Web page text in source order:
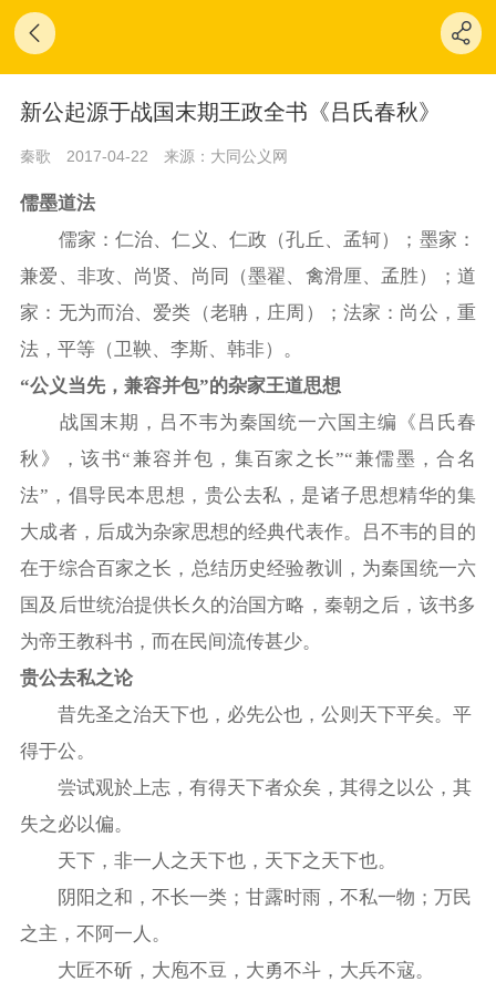
新公起源于战国末期王政全书《吕氏春秋》
秦歌 2017-04-22 来源：大同公义网
儒墨道法
儒家：仁治、仁义、仁政 （孔丘、孟轲）； 墨家：
兼爱、非攻、尚贤、尚同
（墨翟、禽滑厘、孟胜）； 道
家：无为而治、爱类 （老聃，庄周）； 法家：尚公，重
法，平等 （卫鞅、李斯、韩非）。
“公义当先，兼容并包”的杂家王道思想
战国末期，吕不韦为秦国统一六国主编《吕氏春
秋》，该书“兼容并包，集百家之长”“兼儒墨，合名
法”，倡导民本思想，贵公去私，是诸子思想精华的集
大成者，后成为杂家思想的经典代表作。吕不韦的目的
在于综合百家之长，总结历史经验教训，为秦国统一六
国及后世统治提供长久的治国方略， 秦朝之后，该书多
为帝王教科书，而在民间流传甚少。
贵公去私之论
昔先圣之治天下也，必先公也，公则天下平矣。平
得于公。
尝试观於上志，有得天下者众矣，其得之以公，其
失之必以偏。
天下，非一人之天下也，天下之天下也。
阴阳之和，不长一类；甘露时雨，不私一物；万民
之主，不阿一人。
大匠不斫，大庖不豆，大勇不斗，大兵不寇。